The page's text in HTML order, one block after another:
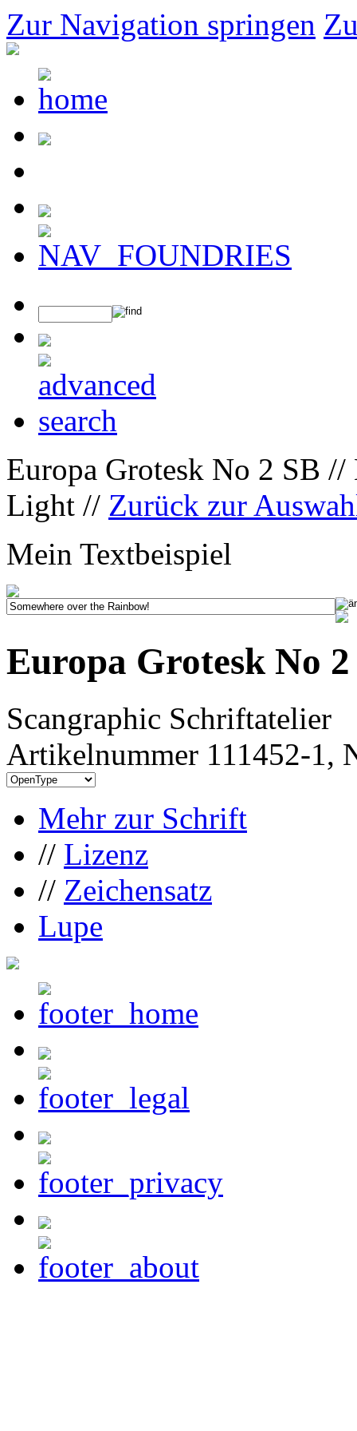
Zur Navigation springen
Europa Grotesk No 2 SB
Light // Zurück zur
Mein Textbeispiel
Europa Grotesk No
Scangraphic Schriftatelier
Artikelnummer 111452-1,
Mehr zur Schrift
// Lizenz
// Zeichensatz
Lupe